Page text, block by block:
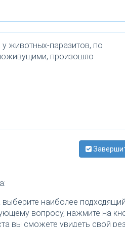
животных-паразитов, по
произошло
наиболее
вопросу, нажмите на
вы сможете увидеть свой